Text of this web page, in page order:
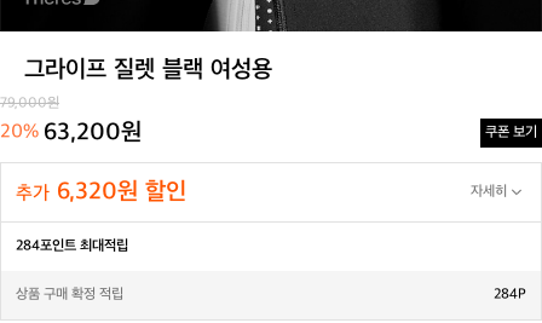
그라이프 질렛 블랙 여성용
79,000원
20% 63,200원 쿠폰 보기
추가 6,320원 할인 자세히
284포인트 최대적립
상품 구매 확정 적립 284P